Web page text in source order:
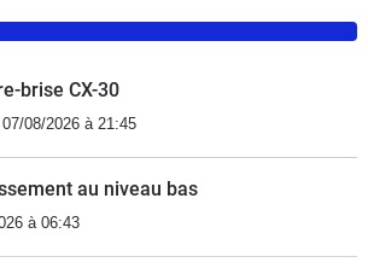
brise CX-30
07/08/2026 à 21:45
au niveau bas
à 06:43